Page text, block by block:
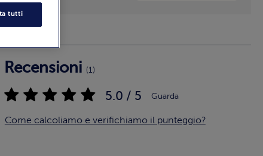
Recensioni (1)
5.0 / 5 Guarda
Come calcoliamo e verifichiamo il punteggio?
tutti